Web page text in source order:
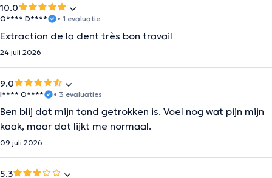
10.0
O**** D**** • 1 evaluatie
Extraction de la dent très bon travail
24 juli 2026
9.0
I**** O**** • 3 evaluaties
Ben blij dat mijn tand getrokken is. Voel nog wat pijn mijn
kaak, maar dat lijkt me normaal.
09 juli 2026
5.3